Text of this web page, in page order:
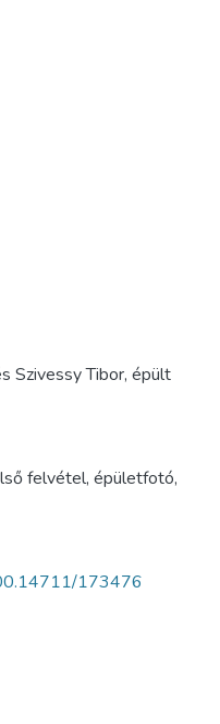
Szivessy Tibor, épült
felvétel, épületfotó,
173476